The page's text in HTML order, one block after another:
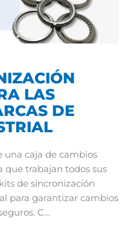
LAS
DE
una caja de cambios
que trabajan todos sus
de sincronización
para garantizar cambios
C…